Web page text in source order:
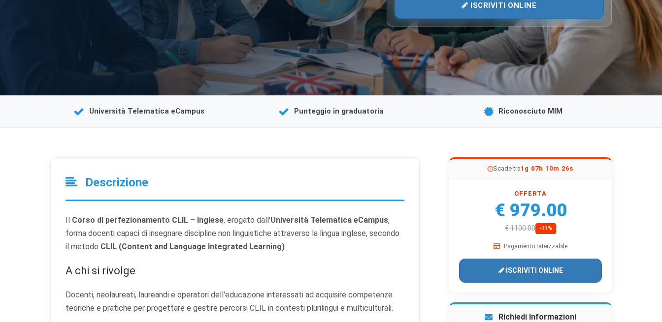
ISCRIVITI ONLINE
Università Telematica eCampus Punteggio in graduatoria Riconosciuto MIM
Descrizione
Il Corso di perfezionamento CLIL – Inglese, erogato dall'Università Telematica eCampus,
forma docenti capaci di insegnare discipline non linguistiche attraverso la lingua inglese, secondo
il metodo CLIL (Content and Language Integrated Learning).
A chi si rivolge
Docenti, neolaureati, laureandi e operatori dell'educazione interessati ad acquisire competenze
teoriche e pratiche per progettare e gestire percorsi CLIL in contesti plurilingui e multiculturali.
Scade tra1g 07h 10m 24s
OFFERTA
€ 979.00
€ 1100.00 -11%
Pagamento rateizzabile
ISCRIVITI ONLINE
Richiedi Informazioni